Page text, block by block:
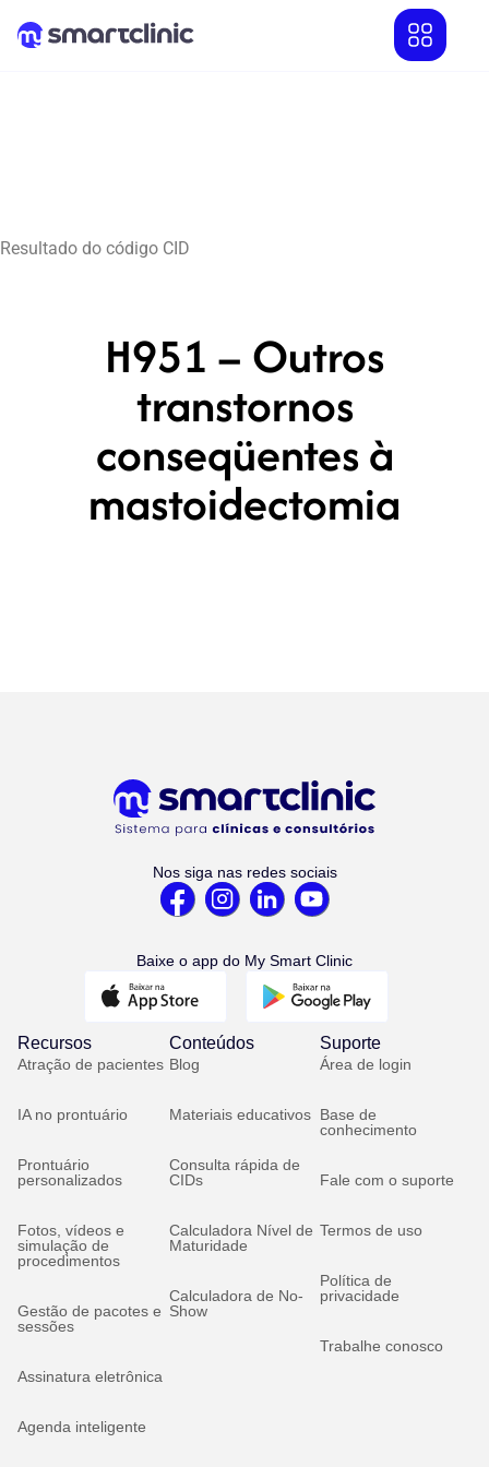
Resultado do código CID
H951 – Outros
transtornos
conseqüentes à
mastoidectomia
Nos siga nas redes sociais
Baixe o app do My Smart Clinic
Recursos
Atração de pacientes
IA no prontuário
Prontuário
personalizados
Fotos, vídeos e
simulação de
procedimentos
Gestão de pacotes e
sessões
Assinatura eletrônica
Agenda inteligente
Conteúdos
Blog
Materiais educativos
Consulta rápida de
CIDs
Calculadora Nível de
Maturidade
Calculadora de No-
Show
Suporte
Área de login
Base de
conhecimento
Fale com o suporte
Termos de uso
Política de
privacidade
Trabalhe conosco